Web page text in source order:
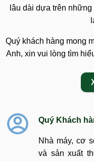
lâu dài dựa trên
Quý khách hàng mong
Anh, xin vui lòng tìm
Quý Khách
Nhà máy, cơ
và sản xuất